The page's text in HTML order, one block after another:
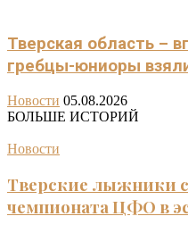
Тверская область –
гребцы-юниоры
Новости 05.08.2026
БОЛЬШЕ ИСТОРИЙ
Новости
Тверские лыжники
чемпионата ЦФО в